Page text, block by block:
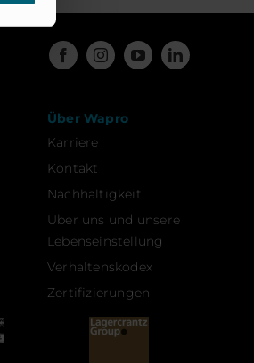
Über Wapro
Karriere
Kontakt
Nachhaltigkeit
Über uns und unsere
Lebenseinstellung
Verhaltenskodex
Zertifizierungen